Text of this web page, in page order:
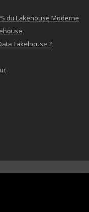
du Lakehouse Moderne
Lakehouse ?